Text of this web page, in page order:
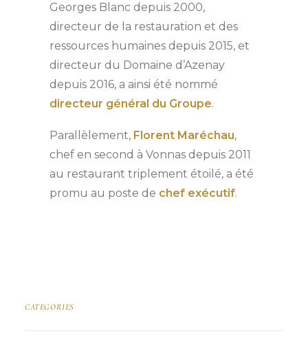
Georges Blanc depuis 2000,
directeur de la restauration et des
ressources humaines depuis 2015, et
directeur du Domaine d’Azenay
depuis 2016, a ainsi été nommé
directeur général du Groupe.
Parallèlement, Florent Maréchau,
chef en second à Vonnas depuis 2011
au restaurant triplement étoilé, a été
promu au poste de chef exécutif.
CATEGORIES